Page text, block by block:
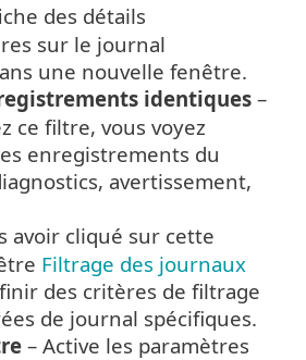
des détails
sur le journal
une nouvelle fenêtre.
identiques –
ce filtre, vous voyez
enregistrements du
avertissement,
avoir cliqué sur cette
Filtrage des journaux
des critères de filtrage
de journal spécifiques.
– Active les paramètres